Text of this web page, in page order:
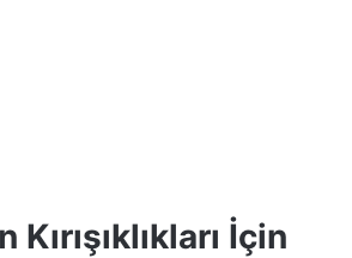
Kırışıklıkları İçin